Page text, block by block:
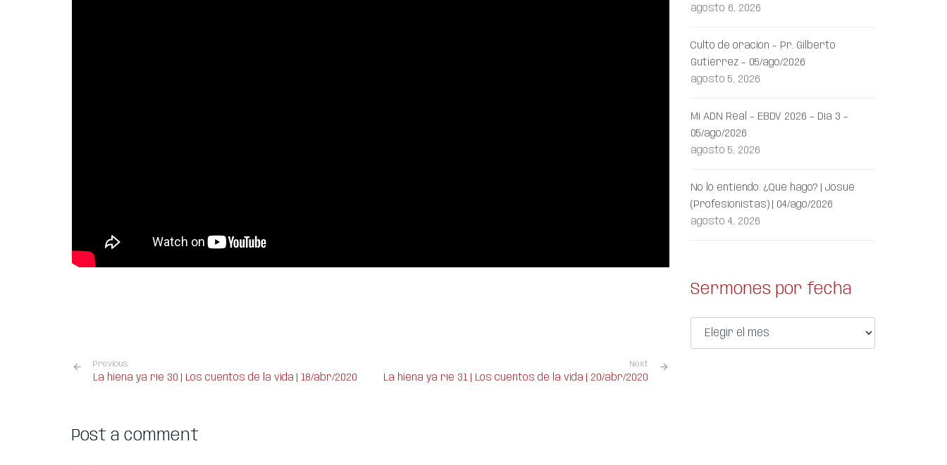
Previous
La hiena ya ríe 30 | Los cuentos de la vida | 18/abr/2020
Next
La hiena ya ríe 31 | Los cuentos de la vida | 20/abr/2020
Post a comment
agosto 6, 2026
Culto de oración – Pr. Gilberto
Gutiérrez – 05/ago/2026
agosto 5, 2026
Mi ADN Real – EBDV 2026 – Día 3 –
05/ago/2026
agosto 5, 2026
No lo entiendo. ¿Qué hago? | Josué
(Profesionistas) | 04/ago/2026
agosto 4, 2026
Sermones por fecha